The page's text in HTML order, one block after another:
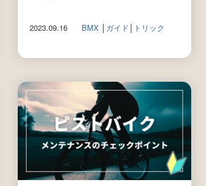
2023.09.16 BMX ガイド トリック